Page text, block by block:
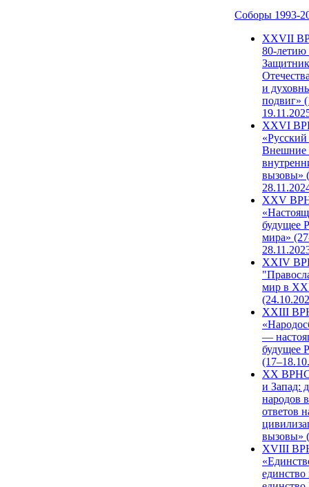
Соборы 1993-
ХХVII
80-
и
подвиг»
XXVI
Внешние
вызовы»
XXV
будущее
мира»
XXIV
мир в
XXIII
—
будущее
XX ВРНС
и Запад:
народов
ответов
вызовы»
XVIII
единство